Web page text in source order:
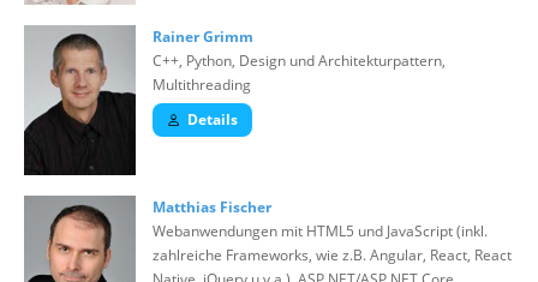
Rainer Grimm
C++, Python, Design und Architekturpattern,
Multithreading
Details
Matthias Fischer
Webanwendungen mit HTML5 und JavaScript (inkl.
zahlreiche Frameworks, wie z.B. Angular, React, React